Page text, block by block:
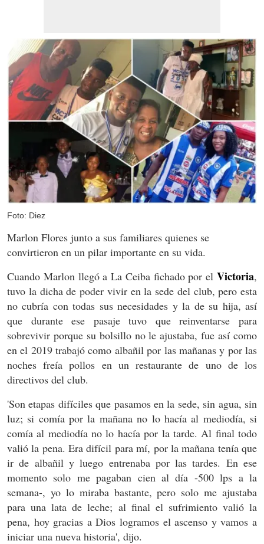
Foto: Diez
Marlon Flores junto a sus familiares quienes se
convirtieron en un pilar importante en su vida.
Cuando Marlon llegó a La Ceiba fichado por el Victoria,
tuvo la dicha de poder vivir en la sede del club, pero esta
no cubría con todas sus necesidades y la de su hija, así
que durante ese pasaje tuvo que reinventarse para
sobrevivir porque su bolsillo no le ajustaba, fue así como
en el 2019 trabajó como albañil por las mañanas y por las
noches freía pollos en un restaurante de uno de los
directivos del club.
'Son etapas difíciles que pasamos en la sede, sin agua, sin
luz; si comía por la mañana no lo hacía al mediodía, si
comía al mediodía no lo hacía por la tarde. Al final todo
valió la pena. Era difícil para mí, por la mañana tenía que
ir de albañil y luego entrenaba por las tardes. En ese
momento solo me pagaban cien al día -500 lps a la
semana-, yo lo miraba bastante, pero solo me ajustaba
para una lata de leche; al final el sufrimiento valió la
pena, hoy gracias a Dios logramos el ascenso y vamos a
iniciar una nueva historia', dijo.